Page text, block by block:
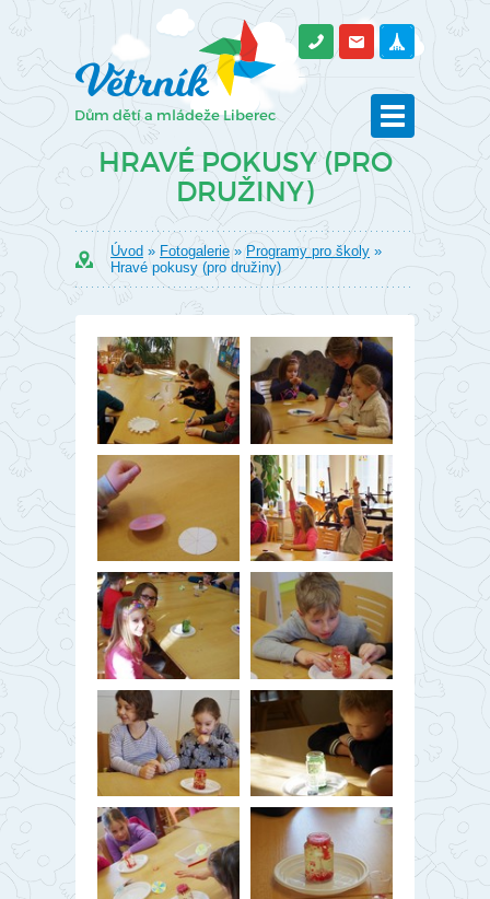
HRAVÉ POKUSY (PRO
DRUŽINY)
Úvod » Fotogalerie »Programy pro školy »
Hravé pokusy (pro družiny)